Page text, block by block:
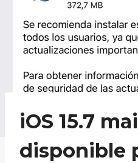
iOS 15.7
disponible